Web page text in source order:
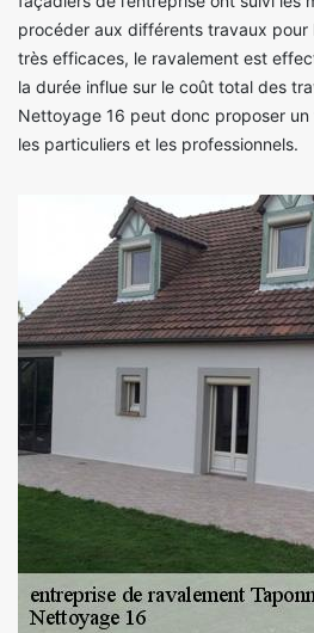
procéder aux différents travaux pour
très efficaces, le ravalement est
la durée influe sur le coût total des
Nettoyage 16 peut donc proposer
les particuliers et les professionnels.